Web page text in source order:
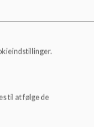
årgange og skal
se som en
til at følge de